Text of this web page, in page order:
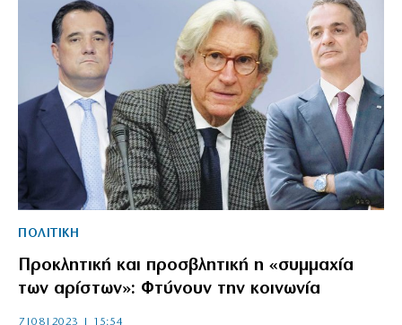
ΠΟΛΙΤΙΚΗ
Προκλητική και προσβλητική η «συμμαχία
των αρίστων»: Φτύνουν την κοινωνία
7|08|2023 | 15:54